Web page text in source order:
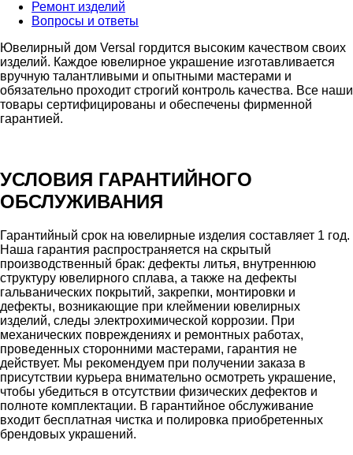
Ремонт изделий
Вопросы и ответы
Ювелирный дом Versal гордится высоким качеством своих
изделий. Каждое ювелирное украшение изготавливается
вручную талантливыми и опытными мастерами и
обязательно проходит строгий контроль качества. Все наши
товары сертифицированы и обеспечены фирменной
гарантией.
УСЛОВИЯ ГАРАНТИЙНОГО
ОБСЛУЖИВАНИЯ
Гарантийный срок на ювелирные изделия составляет 1 год.
Наша гарантия распространяется на скрытый
производственный брак: дефекты литья, внутреннюю
структуру ювелирного сплава, а также на дефекты
гальванических покрытий, закрепки, монтировки и
дефекты, возникающие при клеймении ювелирных
изделий, следы электрохимической коррозии. При
механических повреждениях и ремонтных работах,
проведенных сторонними мастерами, гарантия не
действует. Мы рекомендуем при получении заказа в
присутствии курьера внимательно осмотреть украшение,
чтобы убедиться в отсутствии физических дефектов и
полноте комплектации. В гарантийное обслуживание
входит бесплатная чистка и полировка приобретенных
брендовых украшений.